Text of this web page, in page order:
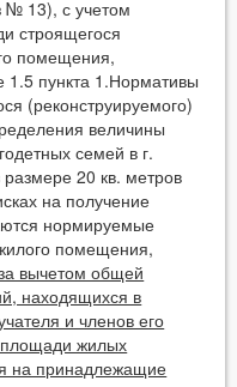
№ 13), с учетом
строящегося
помещения,
1.5 пункта 1.Нормативы
(реконструируемого)
величины
семей в г.
20 кв. метров
на получение
нормируемые
помещения,
вычетом общей
находящихся в
и членов его
жилых
на принадлежащие